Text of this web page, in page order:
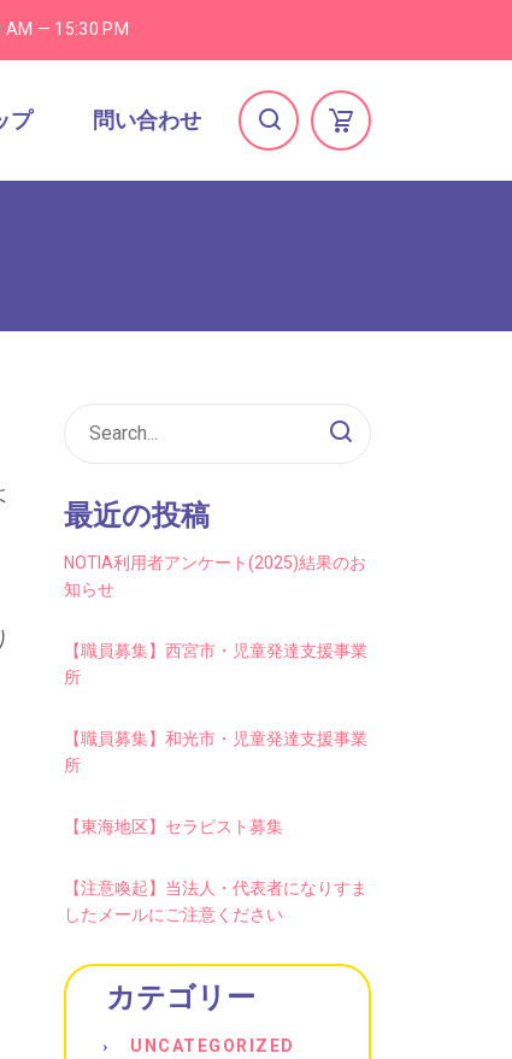
AM — 15:30 PM
プ 問い合わせ
最近の投稿
NOTIA利用者アンケート(2025)結果のお
知らせ
【職員募集】西宮市・児童発達支援事業
所
【職員募集】和光市・児童発達支援事業
所
【東海地区】セラピスト募集
【注意喚起】当法人・代表者になりすま
したメールにご注意ください
カテゴリー
UNCATEGORIZED